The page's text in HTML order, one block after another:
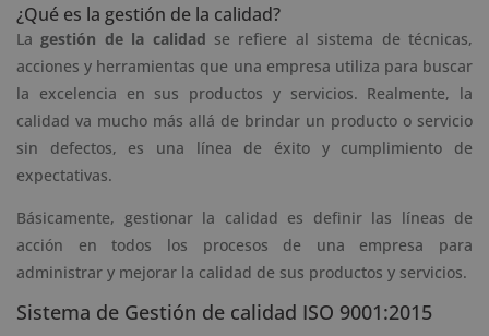
¿Qué es la gestión de la calidad?
Lagestión de la calidad se refiere al sistema de técnicas,
acciones y herramientas que una empresa utiliza para buscar
la excelencia en sus productos y servicios. Realmente, la
calidad va mucho más allá de brindar un producto o servicio
sin defectos, es una línea de éxito y cumplimiento de
expectativas.
Básicamente, gestionar la calidad es definir las líneas de
acción en todos los procesos de una empresa para
administrar y mejorar la calidad de sus productos y servicios.
Sistema de Gestión de calidad ISO 9001:2015